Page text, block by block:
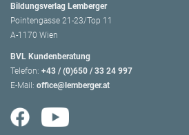
Bildungsverlag Lemberger
Pointengasse 21-23/Top 11
A-1170 Wien
BVL Kundenberatung
Telefon: +43 / (0)650 / 33 24 997
E-Mail: office@lemberger.at